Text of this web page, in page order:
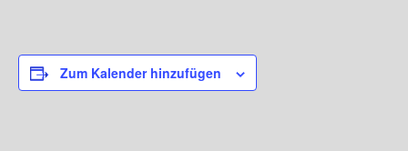
Zum Kalender hinzufügen